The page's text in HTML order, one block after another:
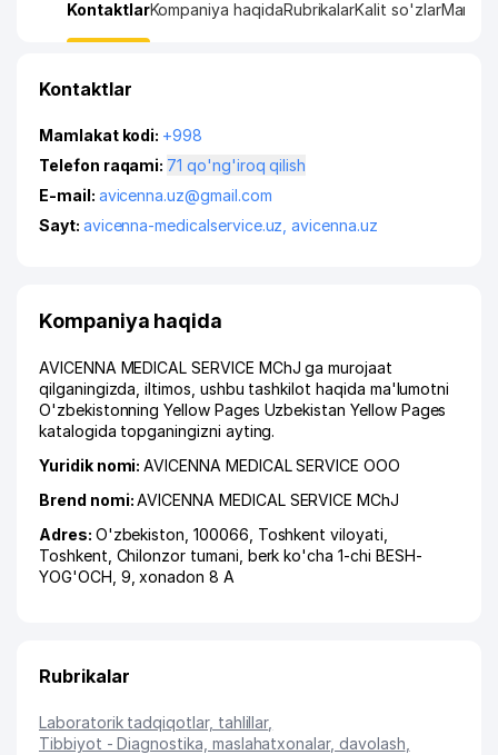
KontaktlarKompaniya haqidaRubrikalarKalit so'zlarManzil
Kontaktlar
Mamlakat kodi: +998
Telefon raqami:
71 qo'ng'iroq qilish
E-mail: avicenna.uz@gmail.com
Sayt: avicenna-medicalservice.uz ,avicenna.uz
Kompaniya haqida
AVICENNA MEDICAL SERVICE MChJ ga murojaat
qilganingizda, iltimos, ushbu tashkilot haqida ma'lumotni
O'zbekistonning Yellow Pages Uzbekistan Yellow Pages
katalogida topganingizni ayting.
Yuridik nomi:AVICENNA MEDICAL SERVICE ООО
Brend nomi:AVICENNA MEDICAL SERVICE MChJ
Adres: O'zbekiston, 100066, Toshkent viloyati
Toshkent Chilonzor tumani berk ko'cha 1-chi BESH-
YOG'OCH , 9, xonadon 8 A
Rubrikalar
Laboratorik tadqiqotlar, tahlillar,
Tibbiyot - Diagnostika, maslahatxonalar, davolash